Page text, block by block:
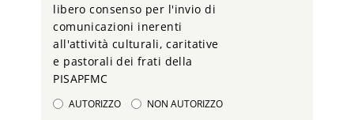
libero consenso per l'invio di
comunicazioni inerenti
all'attività culturali, caritative
e pastorali dei frati della
PISAPFMC
AUTORIZZO NON AUTORIZZO